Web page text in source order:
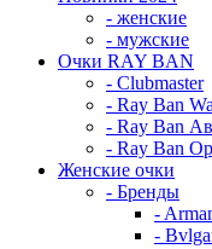
- женские
- мужские
Очки RAY BAN
- Clubmaster
- Ray Ban
- Ray Ban
- Ray Ban
Женские очки
- Бренды
-
-